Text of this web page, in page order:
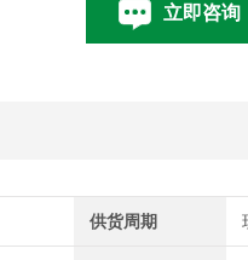
立即咨询
供货周期